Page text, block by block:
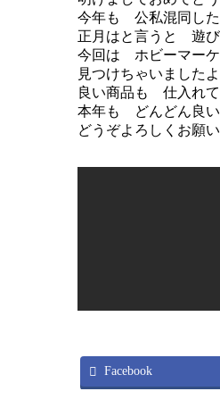
今年も 公私混同した
正月はと言うと 遊
今回は ホビーマー
見つけちゃいました
良い商品も 仕入れ
本年も どんどん良
どうぞよろしくお
Facebook